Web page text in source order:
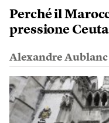
Perché il
pressione Ceuta
Alexandre Aublanc